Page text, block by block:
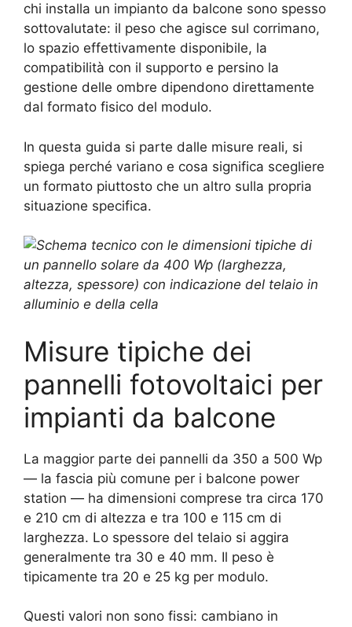
chi installa un impianto da balcone sono spesso
sottovalutate: il peso che agisce sul corrimano,
lo spazio effettivamente disponibile, la
compatibilità con il supporto e persino la
gestione delle ombre dipendono direttamente
dal formato fisico del modulo.
In questa guida si parte dalle misure reali, si
spiega perché variano e cosa significa scegliere
un formato piuttosto che un altro sulla propria
situazione specifica.
Misure tipiche dei
pannelli fotovoltaici per
impianti da balcone
La maggior parte dei pannelli da 350 a 500 Wp
— la fascia più comune per i balcone power
station — ha dimensioni comprese tra circa 170
e 210 cm di altezza e tra 100 e 115 cm di
larghezza. Lo spessore del telaio si aggira
generalmente tra 30 e 40 mm. Il peso è
tipicamente tra 20 e 25 kg per modulo.
Questi valori non sono fissi: cambiano in